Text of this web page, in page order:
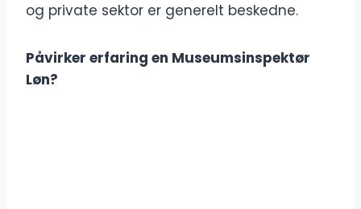
og private sektor er generelt beskedne.
Påvirker erfaring en Museumsinspektør
Løn?